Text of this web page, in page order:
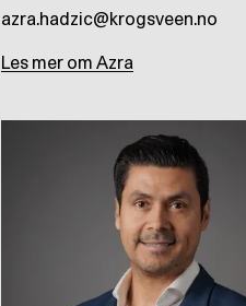
azra.hadzic@krogsveen.no
Les mer om Azra